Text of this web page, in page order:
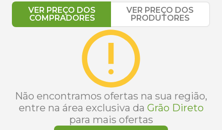
VER PREÇO DOS
COMPRADORES
VER PREÇO DOS
PRODUTORES
Não encontramos ofertas na sua região,
entre na área exclusiva da Grão Direto
para mais ofertas